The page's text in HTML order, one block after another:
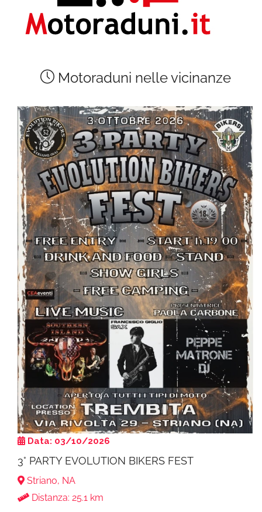
Motoraduni nelle vicinanze
Data: 03/10/2026
3° PARTY EVOLUTION BIKERS FEST
Striano, NA
Distanza: 25.1 km